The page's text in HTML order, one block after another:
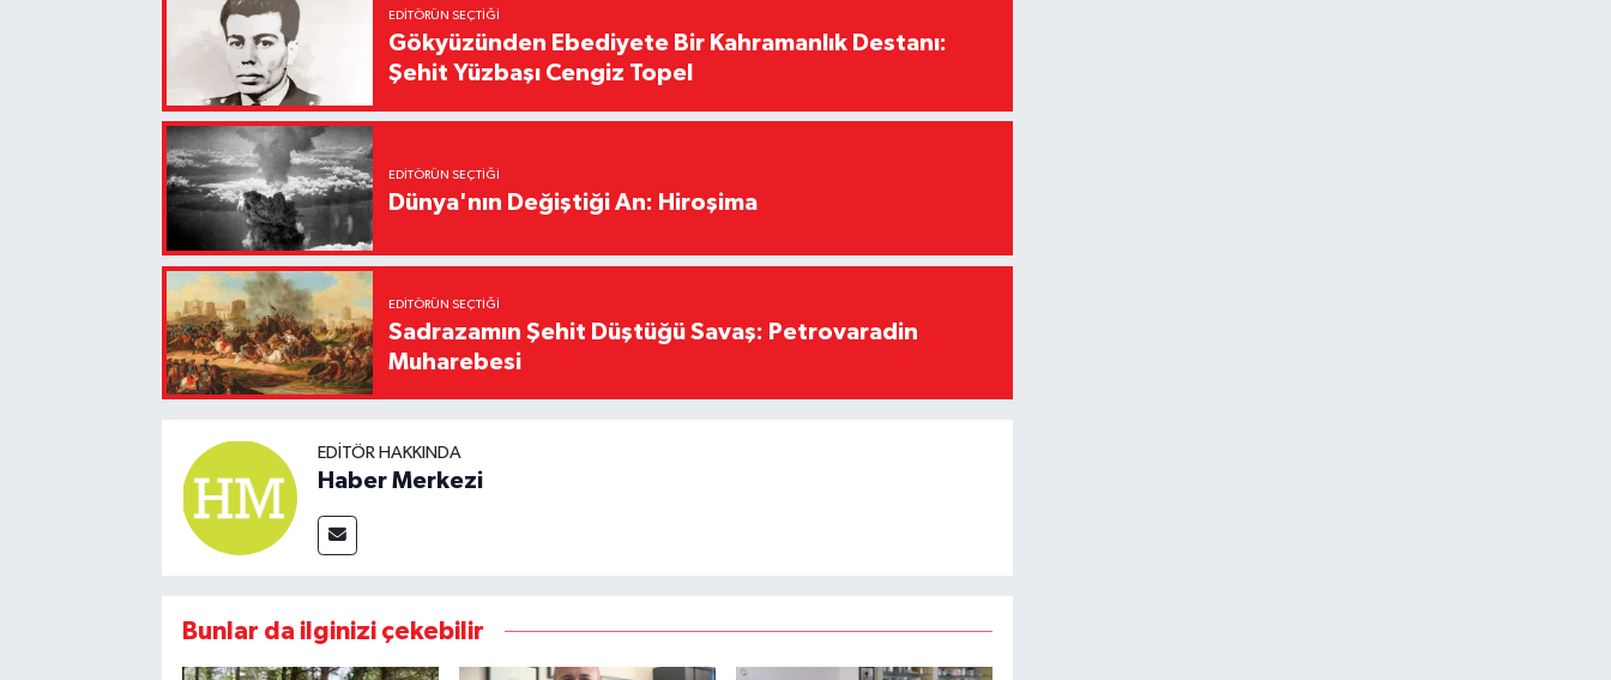
EDITÖRÜN SEÇTIĞI
Gökyüzünden Ebediyete Bir Kahramanlık Destanı:
Şehit Yüzbaşı Cengiz Topel
EDITÖRÜN SEÇTIĞI
Dünya'nın Değiştiği An: Hiroşima
EDITÖRÜN SEÇTIĞI
Sadrazamın Şehit Düştüğü Savaş: Petrovaradin
Muharebesi
EDITÖR HAKKINDA
Haber Merkezi
Bunlar da ilginizi çekebilir